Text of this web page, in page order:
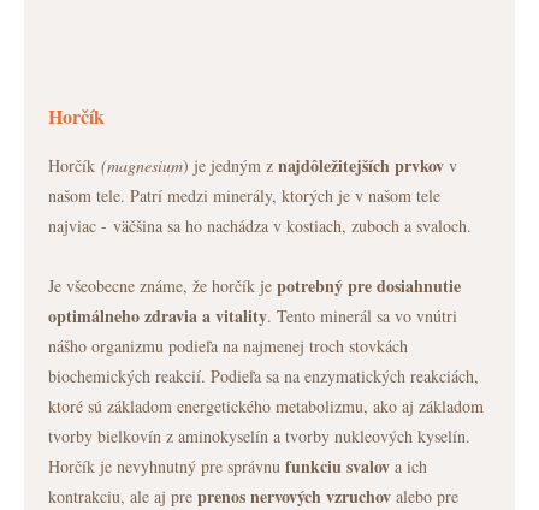
Horčík
Horčík (magnesium) je jedným z najdôležitejších prvkov v
našom tele. Patrí medzi minerály, ktorých je v našom tele
najviac - väčšina sa ho nachádza v kostiach, zuboch a svaloch.
Je všeobecne známe, že horčík je potrebný pre dosiahnutie
optimálneho zdravia a vitality. Tento minerál sa vo vnútri
nášho organizmu podieľa na najmenej troch stovkách
biochemických reakcií. Podieľa sa na enzymatických reakciách,
ktoré sú základom energetického metabolizmu, ako aj základom
tvorby bielkovín z aminokyselín a tvorby nukleových kyselín.
Horčík je nevyhnutný pre správnu funkciu svalov a ich
kontrakciu, ale aj pre prenos nervových vzruchov alebo pre